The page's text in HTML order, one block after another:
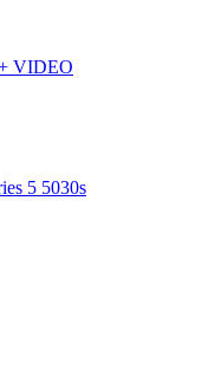
VIDEO
5 5030s